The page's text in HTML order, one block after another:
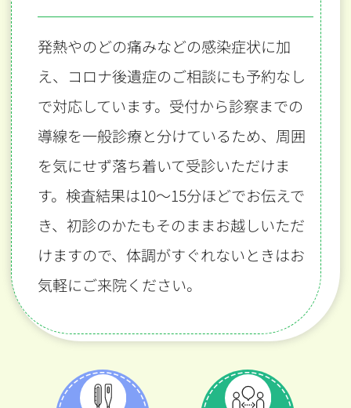
発熱やのどの痛みなどの感染症状に加
え、コロナ後遺症のご相談にも予約なし
で対応しています。受付から診察までの
導線を一般診療と分けているため、周囲
を気にせず落ち着いて受診いただけま
す。検査結果は10〜15分ほどでお伝えで
き、初診のかたもそのままお越しいただ
けますので、体調がすぐれないときはお
気軽にご来院ください。